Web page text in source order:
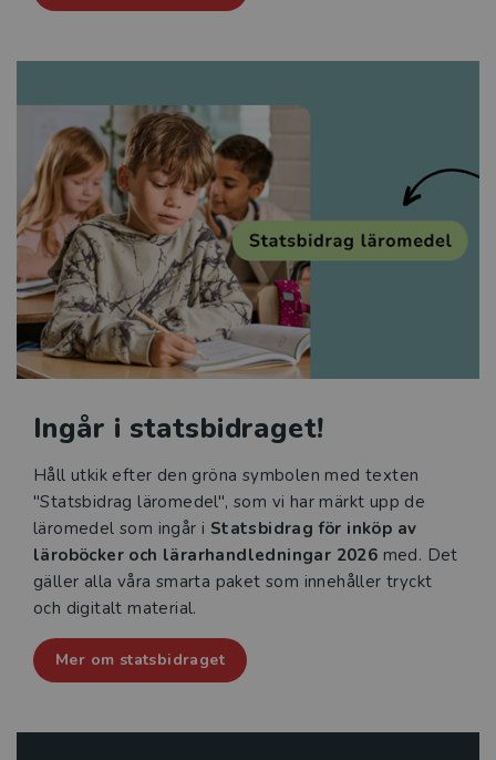
Ingår i statsbidraget!
Håll utkik efter den gröna symbolen med texten
"Statsbidrag läromedel", som vi har märkt upp de
läromedel som ingår i Statsbidrag för inköp av
läroböcker och lärarhandledningar 2026 med. Det
gäller alla våra smarta paket som innehåller tryckt
och digitalt material.
Mer om statsbidraget